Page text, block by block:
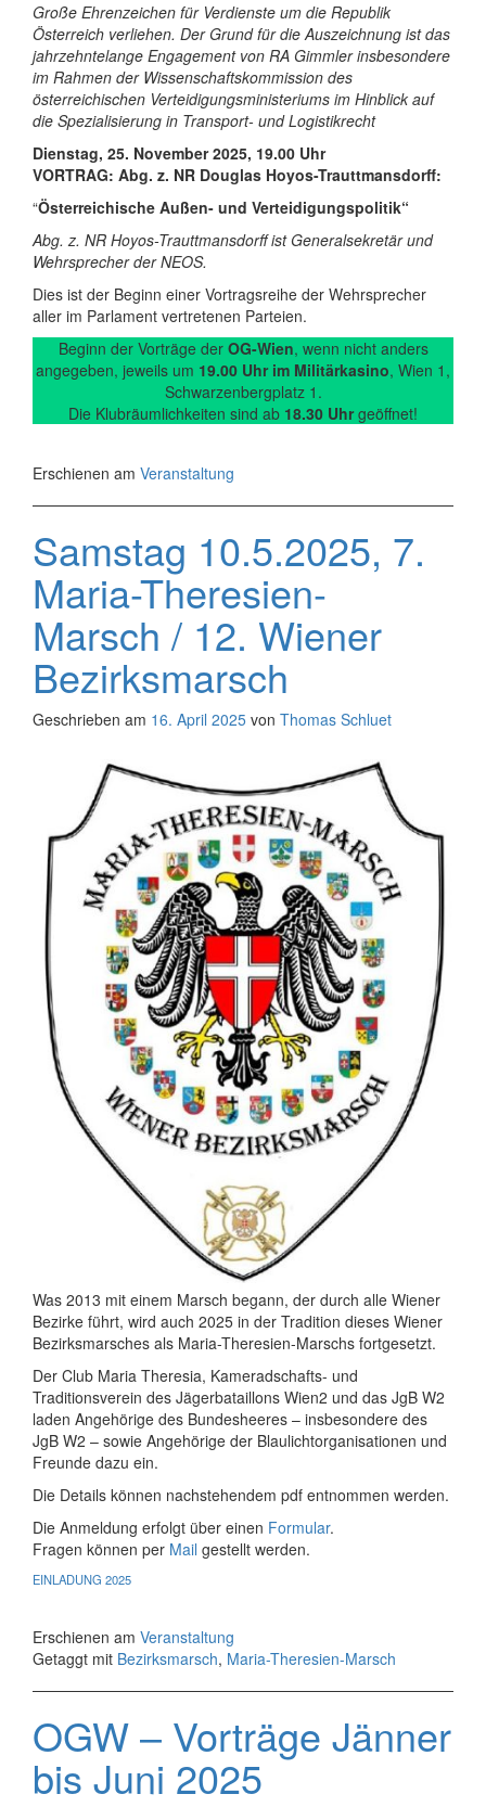
Große Ehrenzeichen für Verdienste um die Republik
Österreich verliehen. Der Grund für die Auszeichnung ist das
jahrzehntelange Engagement von RA Gimmler insbesondere
im Rahmen der Wissenschaftskommission des
österreichischen Verteidigungsministeriums im Hinblick auf
die Spezialisierung in Transport- und Logistikrecht
Dienstag, 25. November 2025, 19.00 Uhr
VORTRAG: Abg. z. NR Douglas Hoyos-Trauttmansdorff:
“Österreichische Außen- und Verteidigungspolitik“
Abg. z. NR Hoyos-Trauttmansdorff ist Generalsekretär und
Wehrsprecher der NEOS.
Dies ist der Beginn einer Vortragsreihe der Wehrsprecher
aller im Parlament vertretenen Parteien.
Beginn der Vorträge der OG-Wien, wenn nicht anders
angegeben, jeweils um 19.00 Uhr im Militärkasino, Wien 1,
Schwarzenbergplatz 1.
Die Klubräumlichkeiten sind ab 18.30 Uhrgeöffnet!
Erschienen am Veranstaltung
Samstag 10.5.2025, 7.
Maria-Theresien-
Marsch / 12. Wiener
Bezirksmarsch
Geschrieben am 16. April 2025 von Thomas Schluet
Was 2013 mit einem Marsch begann, der durch alle Wiener
Bezirke führt, wird auch 2025 in der Tradition dieses Wiener
Bezirksmarsches als Maria-Theresien-Marschs fortgesetzt.
Der Club Maria Theresia, Kameradschafts- und
Traditionsverein des Jägerbataillons Wien2 und das JgB W2
laden Angehörige des Bundesheeres – insbesondere des
JgB W2 – sowie Angehörige der Blaulichtorganisationen und
Freunde dazu ein.
Die Details können nachstehendem pdf entnommen werden.
Die Anmeldung erfolgt über einen Formular.
Fragen können per Mail gestellt werden.
EINLADUNG 2025
Erschienen am Veranstaltung
Getaggt mit Bezirksmarsch, Maria-Theresien-Marsch
OGW – Vorträge Jänner
bis Juni 2025